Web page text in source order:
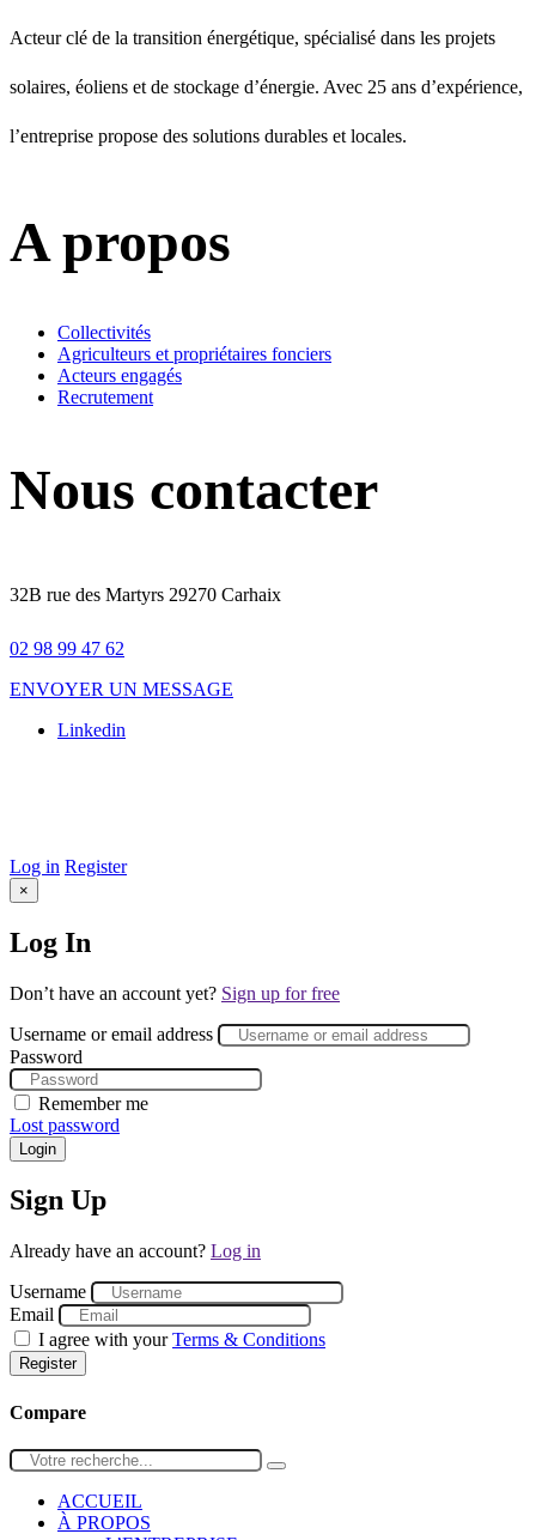
Acteur clé de la transition énergétique, spécialisé dans les projets
solaires, éoliens et de stockage d’énergie. Avec 25 ans d’expérience,
l’entreprise propose des solutions durables et locales.
A propos
Collectivités
Agriculteurs et propriétaires fonciers
Acteurs engagés
Recrutement
Nous contacter
32B rue des Martyrs 29270 Carhaix
02 98 99 47 62
ENVOYER UN MESSAGE
Linkedin
Log in Register
×
Log In
Don’t have an account yet? Sign up for free
Username or email address
Password
Remember me
Lost password
Login
Sign Up
Already have an account? Log in
Username
Email
I agree with yourTerms & Conditions
Register
Compare
ACCUEIL
À PROPOS